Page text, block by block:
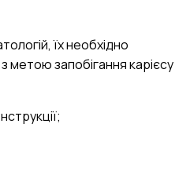
їх необхідно
метою запобігання карієсу